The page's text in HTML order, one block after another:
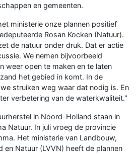
en gemeenten.
ministerie onze plannen positief
Rosan Kocken (Natuur).
de natuur onder druk. Dat er actie
We nemen bijvoorbeeld
weer open te maken en te laten
het gebied in komt. In de
struiken weg waar dat nodig is. En
verbetering van de waterkwaliteit."
in Noord-Holland staan in
Natuur. In juli vroeg de provincie
Het ministerie van Landbouw,
en Natuur (LVVN) heeft de plannen